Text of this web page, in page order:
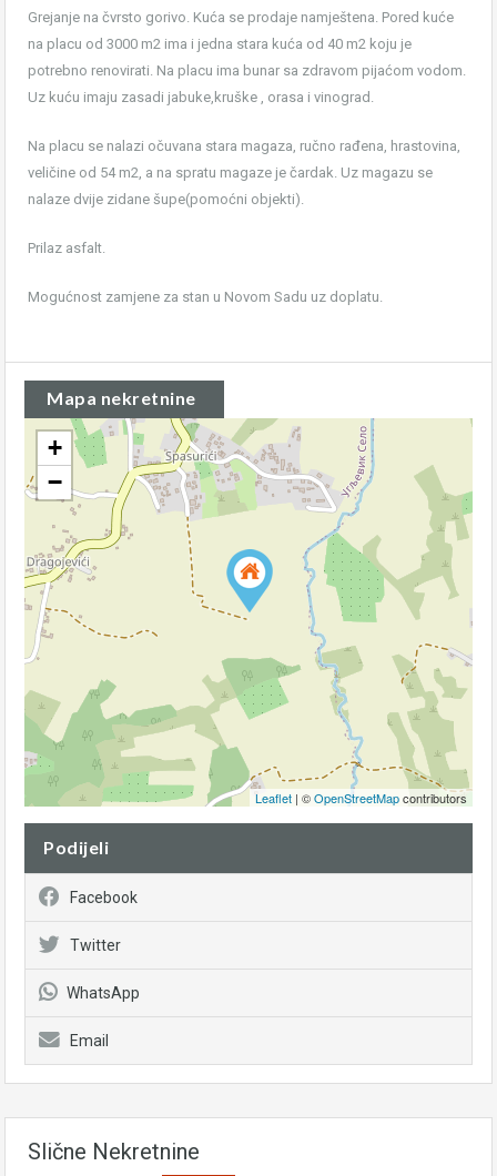
Grejanje na čvrsto gorivo. Kuća se prodaje namještena. Pored kuće
na placu od 3000 m2 ima i jedna stara kuća od 40 m2 koju je
potrebno renovirati. Na placu ima bunar sa zdravom pijaćom vodom.
Uz kuću imaju zasadi jabuke,kruške , orasa i vinograd.
Na placu se nalazi očuvana stara magaza, ručno rađena, hrastovina,
veličine od 54 m2, a na spratu magaze je čardak. Uz magazu se
nalaze dvije zidane šupe(pomoćni objekti).
Prilaz asfalt.
Mogućnost zamjene za stan u Novom Sadu uz doplatu.
Mapa nekretnine
+
−
Leaflet | ©OpenStreetMapcontributors
Podijeli
Facebook
Twitter
WhatsApp
Email
Slične Nekretnine